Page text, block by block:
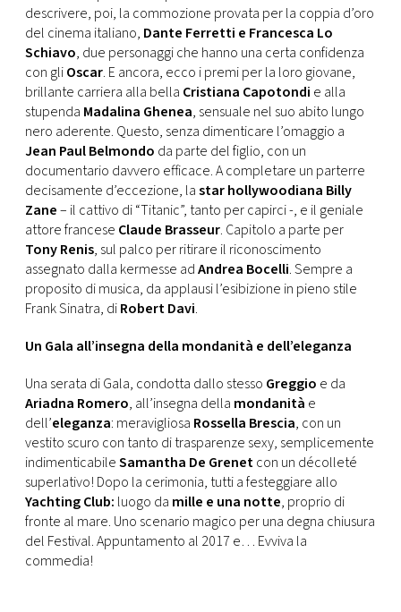
descrivere, poi, la commozione provata per la coppia d’oro
del cinema italiano, Dante Ferretti e Francesca Lo
Schiavo, due personaggi che hanno una certa confidenza
con gliOscar. E ancora, ecco i premi per la loro giovane,
brillante carriera alla bella Cristiana Capotondi e alla
stupenda Madalina Ghenea, sensuale nel suo abito lungo
nero aderente. Questo, senza dimenticare l’omaggio a
Jean Paul Belmondo da parte del figlio, con un
documentario davvero efficace. A completare un parterre
decisamente d’eccezione, lastar hollywoodiana Billy
Zane– il cattivo di “Titanic”, tanto per capirci -, e il geniale
attore francese Claude Brasseur. Capitolo a parte per
Tony Renis, sul palco per ritirare il riconoscimento
assegnato dalla kermesse adAndrea Bocelli. Sempre a
proposito di musica, da applausi l’esibizione in pieno stile
Frank Sinatra, diRobert Davi.
Un Gala all’insegna della mondanità e dell’eleganza
Una serata di Gala, condotta dallo stesso Greggio e da
Ariadna Romero, all’insegna della mondanità e
dell’eleganza: meravigliosa Rossella Brescia, con un
vestito scuro con tanto di trasparenze sexy, semplicemente
indimenticabileSamantha De Grenetcon un décolleté
superlativo! Dopo la cerimonia, tutti a festeggiare allo
Yachting Club: luogo da mille e una notte, proprio di
fronte al mare. Uno scenario magico per una degna chiusura
del Festival. Appuntamento al 2017 e… Evviva la
commedia!